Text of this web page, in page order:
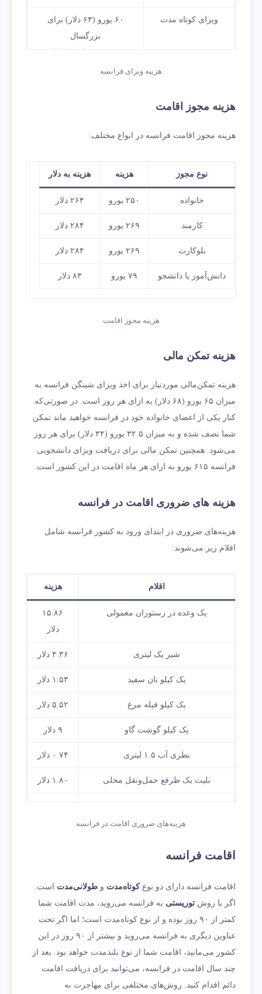
ویزای کوتاه مدت
۶۰ یورو (۶۳ دلار) برای
بزرگسال
الی ۱۲ سالهزینه ویزای فرانسه
هزینه مجوز اقامت
هزینه مجوز اقامت فرانسه در انواع مختلف:
نوع مجوز هزینه هزینه به دلار
خانواده ۲۵۰ یورو ۲۶۴ دلار
کارمند ۲۶۹ یورو ۲۸۴ دلار
بلوکارت ۲۶۹ یورو ۲۸۴ دلار
دانش‌آموز یا دانشجو ۷۹ یورو ۸۳ دلار
هزینه مجوز اقامت
هزینه تمکن مالی
هزینه تمکن‌مالی موردنیاز برای اخذ ویزای شینگن فرانسه به
میزان ۶۵ یورو (۶۸ دلار) به ازای هر روز است. در صورتی‌که
کنار یکی از اعضای خانواده خود در فرانسه خواهید ماند تمکن
شما نصف شده و به میزان ۳۲.۵ یورو (۳۴ دلار) برای هر روز
می‌شود. همچنین تمکن مالی برای دریافت ویزای دانشجویی
فرانسه ۶۱۵ یورو به ازای هر ماه اقامت در این کشور است.
هزینه‌ های ضروری اقامت در فرانسه
هزینه‌های ضروری در ابتدای ورود به کشور فرانسه شامل
اقلام زیر می‌شوند:
اقلام هزینه
یک وعده در رستوران معمولی
۱۵.۸۶
دلار
شیر یک لیتری ۴.۳۶ دلار
یک کیلو نان سفید ۱.۵۳ دلار
یک کیلو فیله مرغ ۵.۵۲ دلار
یک کیلو گوشت گاو ۹ دلار
بطری آب ۱.۵ لیتری ۰.۷۴ دلار
بلیت یک طرفع حمل‌ونقل محلی ۱.۸۰ دلار
هزینه‌های ضروری اقامت در فرانسه
اقامت فرانسه
اقامت فرانسه دارای دو نوعکوتاه‌مدت و طولانی‌مدت است.
اگر با روش توریستی به فرانسه می‌روید، مدت اقامت شما
کمتر از ۹۰ روز بوده و از نوع کوتاه‌مدت است؛ اما اگر تحت
عناوین دیگری به فرانسه می‌روید و بیشتر از ۹۰ روز در این
کشور می‌مانید، اقامت شما از نوع بلندمدت خواهد بود. بعد از
چند سال اقامت در فرانسه، می‌توانید برای دریافت اقامت
دائم اقدام کنید. روش‌های مختلفی برای مهاجرت به